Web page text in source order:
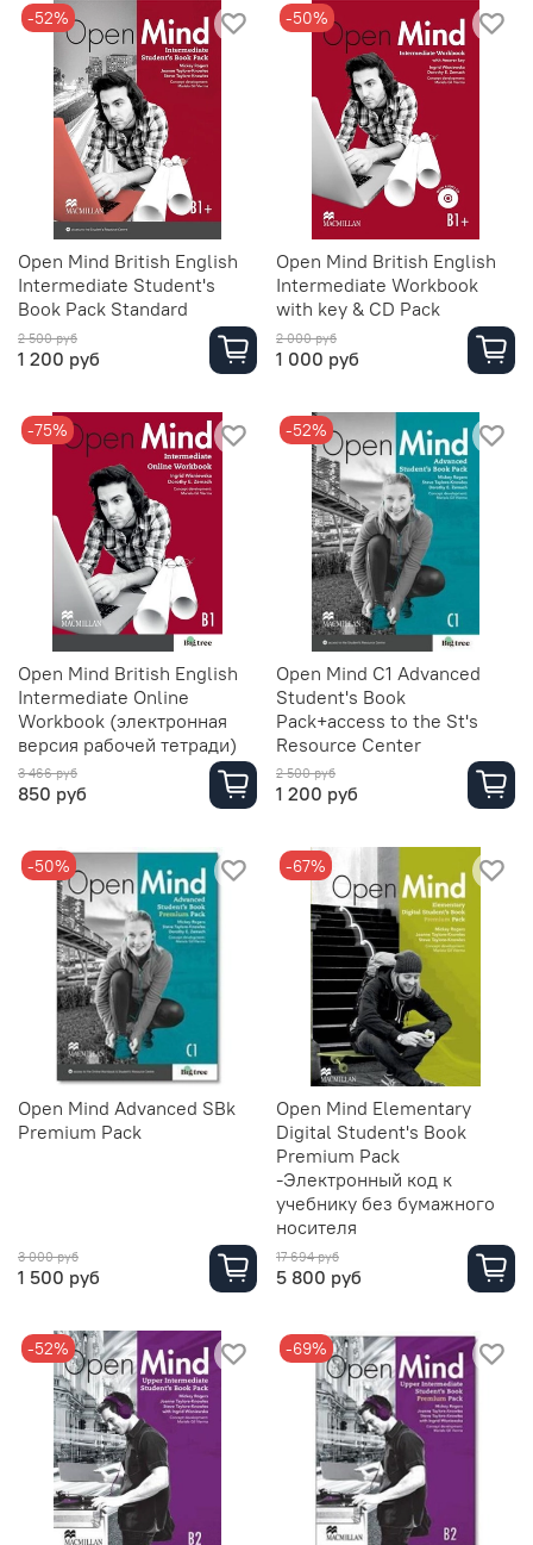
-52%
Open Mind British English
Intermediate Student's
Book Pack Standard
2 500 руб
1 200 руб
-50%
Open Mind British English
Intermediate Workbook
with key & CD Pack
2 000 руб
1 000 руб
-75%
Open Mind British English
Intermediate Online
Workbook (электронная
версия рабочей тетради)
3 466 руб
850 руб
-52%
Open Mind C1 Advanced
Student's Book
Pack+access to the St's
Resource Center
2 500 руб
1 200 руб
-50%
Open Mind Advanced SBk
Premium Pack
3 000 руб
1 500 руб
-67%
Open Mind Elementary
Digital Student's Book
Premium Pack
-Электронный код к
учебнику без бумажного
носителя
17 694 руб
5 800 руб
-52% -69%